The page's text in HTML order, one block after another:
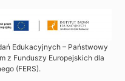
Edukacyjnych – Państwowy
z Funduszy Europejskich dla
(FERS).